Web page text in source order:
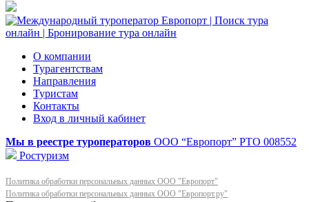
О компании
Турагентствам
Направления
Туристам
Контакты
Вход в личный кабинет
Мы в реестре туроператоров ООО “Европорт” РТО 008552
Ростуризм
Политика обработки персональных данных ООО "Европорт"
Политика обработки персональных данных ООО "Европорт.ру"